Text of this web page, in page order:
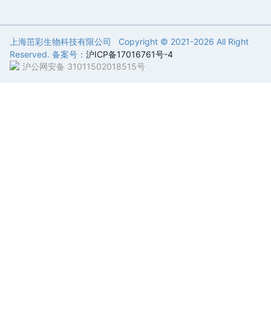
上海茁彩生物科技有限公司 Copyright © 2021-2026 All Right
Reserved. 备案号： 沪ICP备17016761号-4
沪公网安备 31011502018515号